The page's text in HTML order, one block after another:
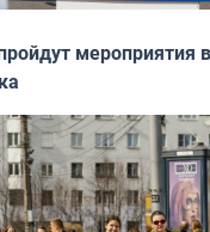
мероприятия